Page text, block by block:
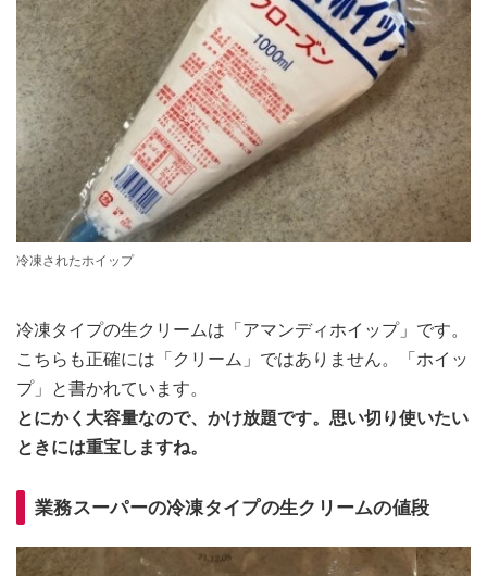
冷凍されたホイップ
冷凍タイプの生クリームは「アマンディホイップ」です。
こちらも正確には「クリーム」ではありません。「ホイッ
プ」と書かれています。
とにかく大容量なので、かけ放題です。思い切り使いたい
ときには重宝しますね。
業務スーパーの冷凍タイプの生クリームの値段